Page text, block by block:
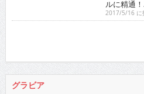
2017/5/16 に投稿された
ゴー☆ジャス 『夢が叶
グラビア